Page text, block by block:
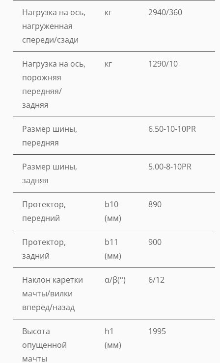
Нагрузка на ось,
нагруженная
спереди/сзади
кг 2940/360
Нагрузка на ось,
порожняя
передняя/
задняя
кг 1290/10
Размер шины,
передняя
6.50-10-10PR
Размер шины,
задняя
5.00-8-10PR
Протектор,
передний
b10
(мм)
890
Протектор,
задний
b11
(мм)
900
Наклон каретки
мачты/вилки
вперед/назад
α/β(°) 6/12
Высота
опущенной
мачты
h1
(мм)
1995